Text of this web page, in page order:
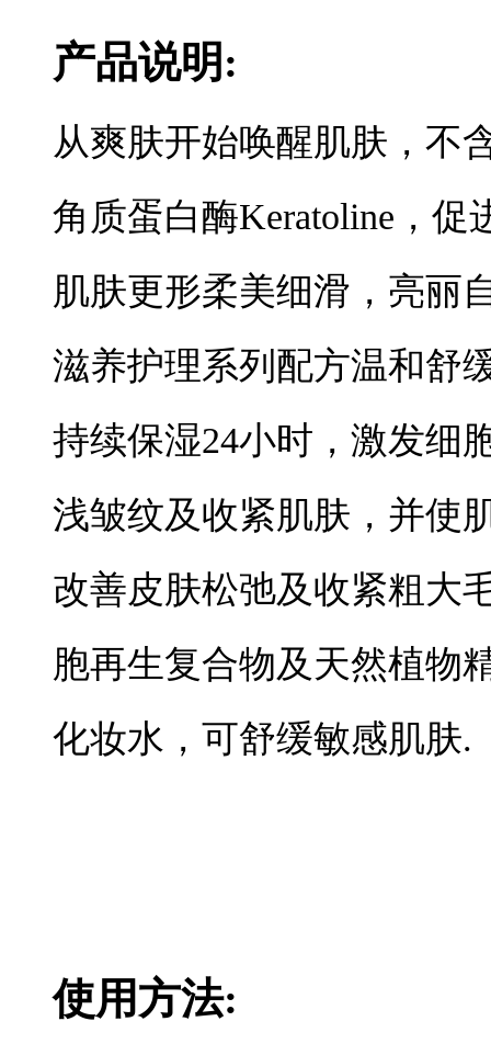
产品说明:
从爽肤开始唤醒肌肤，不
角质蛋白酶Keratoline，
肌肤更形柔美细滑，亮丽
滋养护理系列配方温和舒
持续保湿24小时，激发细
浅皱纹及收紧肌肤，并使
改善皮肤松弛及收紧粗大
胞再生复合物及天然植物
化妆水，可舒缓敏感肌肤.
使用方法: